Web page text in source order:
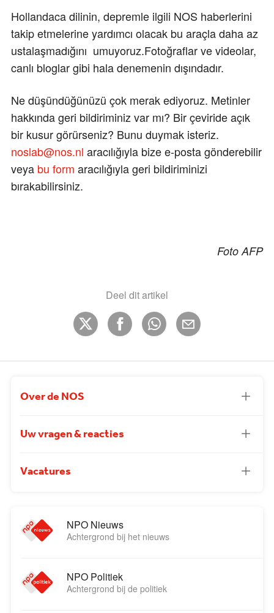
Hollandaca dilinin, depremle ilgili NOS haberlerini
takip etmelerine yardımcı olacak bu araçla daha az
ustalaşmadığını umuyoruz.Fotoğraflar ve videolar,
canlı bloglar gibi hala denemenin dışındadır.
Ne düşündüğünüzü çok merak ediyoruz. Metinler
hakkında geri bildiriminiz var mı? Bir çeviride açık
bir kusur görürseniz? Bunu duymak isteriz.
noslab@nos.nl aracılığıyla bize e-posta gönderebilir
veya bu form aracılığıyla geri bildiriminizi
bırakabilirsiniz.
Foto AFP
Deel dit artikel
Over de NOS
Uw vragen & reacties
Vacatures
NPO Nieuws
Achtergrond bij het nieuws
NPO Politiek
Achtergrond bij de politiek